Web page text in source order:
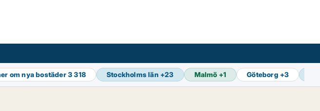
om nya bostäder3 318 Stockholms län +23 Malmö +1 Göteborg +3